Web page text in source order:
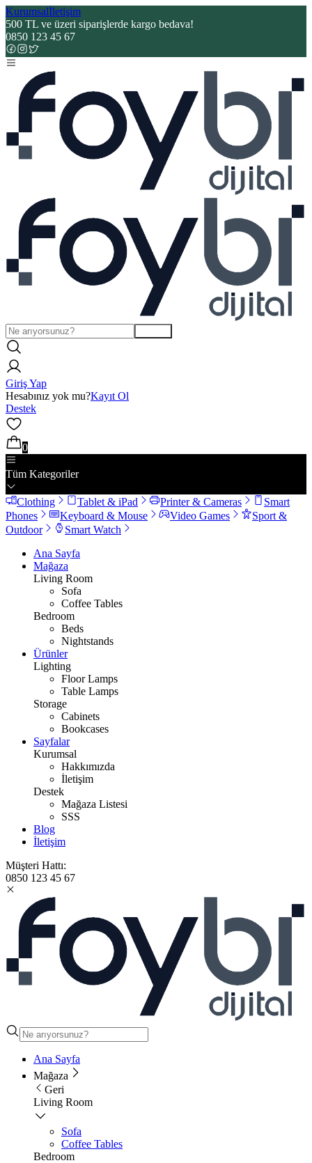
Kurumsalİletişim
500 TL ve üzeri siparişlerde kargo bedava!
0850 123 45 67
Giriş Yap
Hesabınız yok mu?Kayıt Ol
Destek
0
Tüm Kategoriler
Clothing Tablet & iPad Printer & Cameras
Smart
Phones
Keyboard & Mouse Video Games
Sport &
Outdoor
Smart Watch
Ana Sayfa
Mağaza
Living Room
Sofa
Coffee Tables
Bedroom
Beds
Nightstands
Ürünler
Lighting
Floor Lamps
Table Lamps
Storage
Cabinets
Bookcases
Sayfalar
Kurumsal
Hakkımızda
İletişim
Destek
Mağaza Listesi
SSS
Blog
İletişim
Müşteri Hattı:
0850 123 45 67
Ana Sayfa
Mağaza
Geri
Living Room
Sofa
Coffee Tables
Bedroom